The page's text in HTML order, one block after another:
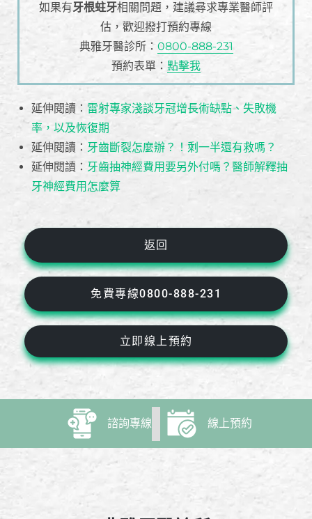
如果有牙根蛀牙相關問題，建議尋求專業醫師評
估，歡迎撥打預約專線
典雅牙醫診所： 0800-888-231
預約表單： 點擊我
延伸閱讀： 雷射專家淺談牙冠增長術缺點、失敗機
率，以及恢復期
延伸閱讀： 牙齒斷裂怎麼辦？！剩一半還有救嗎？
延伸閱讀： 牙齒抽神經費用要另外付嗎？醫師解釋抽
牙神經費用怎麼算
返回
免費專線0800-888-231
立即線上預約
諮詢專線 線上預約